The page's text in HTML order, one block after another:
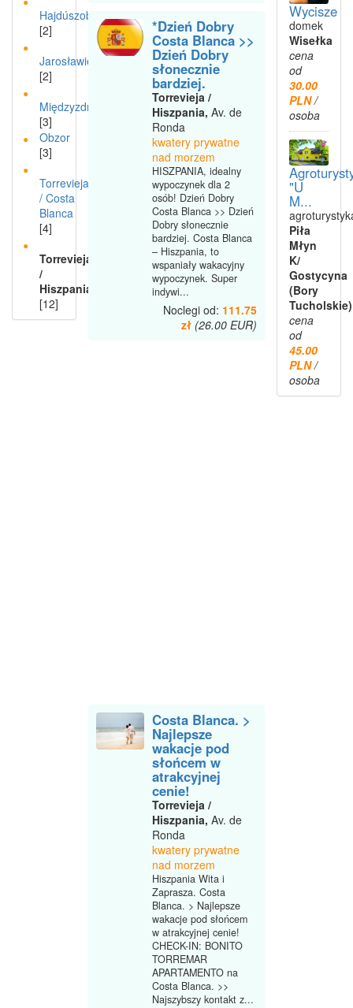
Hajdúszoboszló
[2]
Jarosławiec
[2]
Międzyzdroje
[3]
Obzor
[3]
Torrevieja
/ Costa
Blanca
[4]
Torrevieja
/
Hiszpania
[12]
*Dzień Dobry
Costa Blanca >>
Dzień Dobry
słonecznie
bardziej.
Torrevieja /
Hiszpania, Av. de
Ronda
kwatery prywatne
nad morzem
HISZPANIA, idealny
wypoczynek dla 2
osób! Dzień Dobry
Costa Blanca >> Dzień
Dobry słonecznie
bardziej. Costa Blanca
– Hiszpania, to
wspaniały wakacyjny
wypoczynek. Super
indywi...
Noclegi od: 111.75
zł (26.00 EUR)
Costa Blanca. >
Najlepsze
wakacje pod
słońcem w
atrakcyjnej
cenie!
Torrevieja /
Hiszpania, Av. de
Ronda
kwatery prywatne
nad morzem
Hiszpania Wita i
Zaprasza. Costa
Blanca. > Najlepsze
wakacje pod słońcem
w atrakcyjnej cenie!
CHECK-IN: BONITO
TORREMAR
APARTAMENTO na
Costa Blanca. >>
Najszybszy kontakt z...
Wycisze
domek
Wisełka
cena
od
30.00
PLN/
osoba
"U
M...
Piła
Młyn
K/
Gostycyna
(Bory
Tucholskie)
cena
od
45.00
PLN/
osoba